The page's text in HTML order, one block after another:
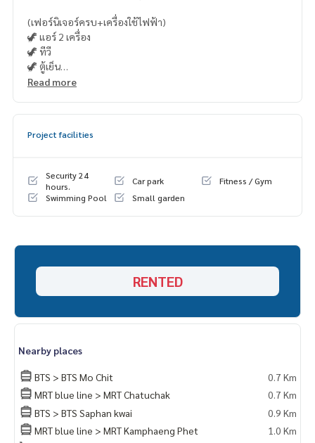
(เฟอร์นิเจอร์ครบ+เครื่องใช้ไฟฟ้า)
🦖 แอร์ 2 เครื่อง
🦖 ทีวี
🦖 ตู้เย็น
🦖 ไมโครเวฟ
Read more
Project facilities
Security 24
hours.
Car park
Fitness / Gym
Swimming Pool
Small garden
RENTED
Nearby places
BTS > BTS Mo Chit
0.7 Km
MRT blue line > MRT Chatuchak
0.7 Km
BTS > BTS Saphan kwai
0.9 Km
MRT blue line > MRT Kamphaeng Phet
1.0 Km